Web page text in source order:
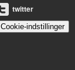
twitter
Cookie-indstillinger